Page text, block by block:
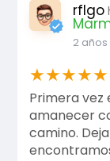
rflgo
2 años
★★★★★
Primera vez
amanecer
camino.